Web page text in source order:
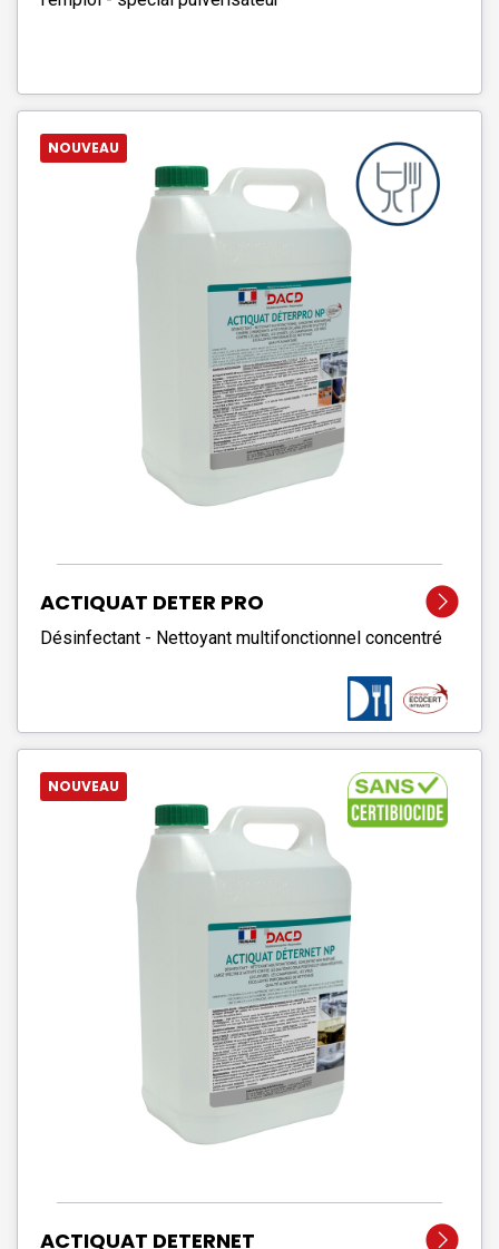
NOUVEAU
ACTIQUAT DETER PRO
Désinfectant - Nettoyant multifonctionnel concentré
NOUVEAU
ACTIQUAT DETERNET